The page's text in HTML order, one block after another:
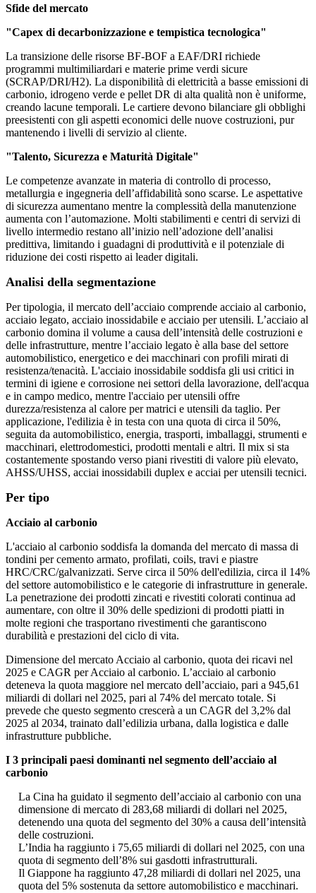
Sfide del mercato
"Capex di decarbonizzazione e tempistica tecnologica"
La transizione delle risorse BF-BOF a EAF/DRI richiede
programmi multimiliardari e materie prime verdi sicure
(SCRAP/DRI/H2). La disponibilità di elettricità a basse emissioni di
carbonio, idrogeno verde e pellet DR di alta qualità non è uniforme,
creando lacune temporali. Le cartiere devono bilanciare gli obblighi
preesistenti con gli aspetti economici delle nuove costruzioni, pur
mantenendo i livelli di servizio al cliente.
"Talento, Sicurezza e Maturità Digitale"
Le competenze avanzate in materia di controllo di processo,
metallurgia e ingegneria dell’affidabilità sono scarse. Le aspettative
di sicurezza aumentano mentre la complessità della manutenzione
aumenta con l’automazione. Molti stabilimenti e centri di servizi di
livello intermedio restano all’inizio nell’adozione dell’analisi
predittiva, limitando i guadagni di produttività e il potenziale di
riduzione dei costi rispetto ai leader digitali.
Analisi della segmentazione
Per tipologia, il mercato dell’acciaio comprende acciaio al carbonio,
acciaio legato, acciaio inossidabile e acciaio per utensili. L’acciaio al
carbonio domina il volume a causa dell’intensità delle costruzioni e
delle infrastrutture, mentre l’acciaio legato è alla base del settore
automobilistico, energetico e dei macchinari con profili mirati di
resistenza/tenacità. L'acciaio inossidabile soddisfa gli usi critici in
termini di igiene e corrosione nei settori della lavorazione, dell'acqua
e in campo medico, mentre l'acciaio per utensili offre
durezza/resistenza al calore per matrici e utensili da taglio. Per
applicazione, l'edilizia è in testa con una quota di circa il 50%,
seguita da automobilistico, energia, trasporti, imballaggi, strumenti e
macchinari, elettrodomestici, prodotti mentali e altri. Il mix si sta
costantemente spostando verso piani rivestiti di valore più elevato,
AHSS/UHSS, acciai inossidabili duplex e acciai per utensili tecnici.
Per tipo
Acciaio al carbonio
L'acciaio al carbonio soddisfa la domanda del mercato di massa di
tondini per cemento armato, profilati, coils, travi e piastre
HRC/CRC/galvanizzati. Serve circa il 50% dell'edilizia, circa il 14%
del settore automobilistico e le categorie di infrastrutture in generale.
La penetrazione dei prodotti zincati e rivestiti colorati continua ad
aumentare, con oltre il 30% delle spedizioni di prodotti piatti in
molte regioni che trasportano rivestimenti che garantiscono
durabilità e prestazioni del ciclo di vita.
Dimensione del mercato Acciaio al carbonio, quota dei ricavi nel
2025 e CAGR per Acciaio al carbonio. L’acciaio al carbonio
deteneva la quota maggiore nel mercato dell’acciaio, pari a 945,61
miliardi di dollari nel 2025, pari al 74% del mercato totale. Si
prevede che questo segmento crescerà a un CAGR del 3,2% dal
2025 al 2034, trainato dall’edilizia urbana, dalla logistica e dalle
infrastrutture pubbliche.
I 3 principali paesi dominanti nel segmento dell’acciaio al
carbonio
La Cina ha guidato il segmento dell’acciaio al carbonio con una
dimensione di mercato di 283,68 miliardi di dollari nel 2025,
detenendo una quota del segmento del 30% a causa dell’intensità
delle costruzioni.
L’India ha raggiunto i 75,65 miliardi di dollari nel 2025, con una
quota di segmento dell’8% sui gasdotti infrastrutturali.
Il Giappone ha raggiunto 47,28 miliardi di dollari nel 2025, una
quota del 5% sostenuta da settore automobilistico e macchinari.